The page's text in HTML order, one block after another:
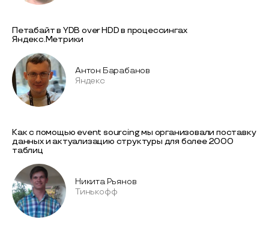
Петабайт в YDB over HDD в процессингах
Яндекс.Метрики
Антон Барабанов
Яндекс
Как с помощью event sourcing мы организовали поставку
данных и актуализацию структуры для более 2000
таблиц
Никита Рьянов
Тинькофф